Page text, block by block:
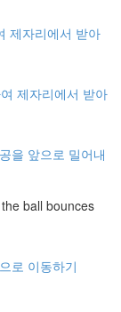
제자리에서 받아
제자리에서 받아
을 앞으로 밀어내
ball bounces
로 이동하기